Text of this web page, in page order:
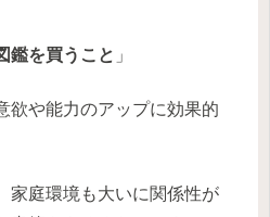
鑑を買うこと 」
欲や能力のアップに効果的
家庭環境も大いに関係性が